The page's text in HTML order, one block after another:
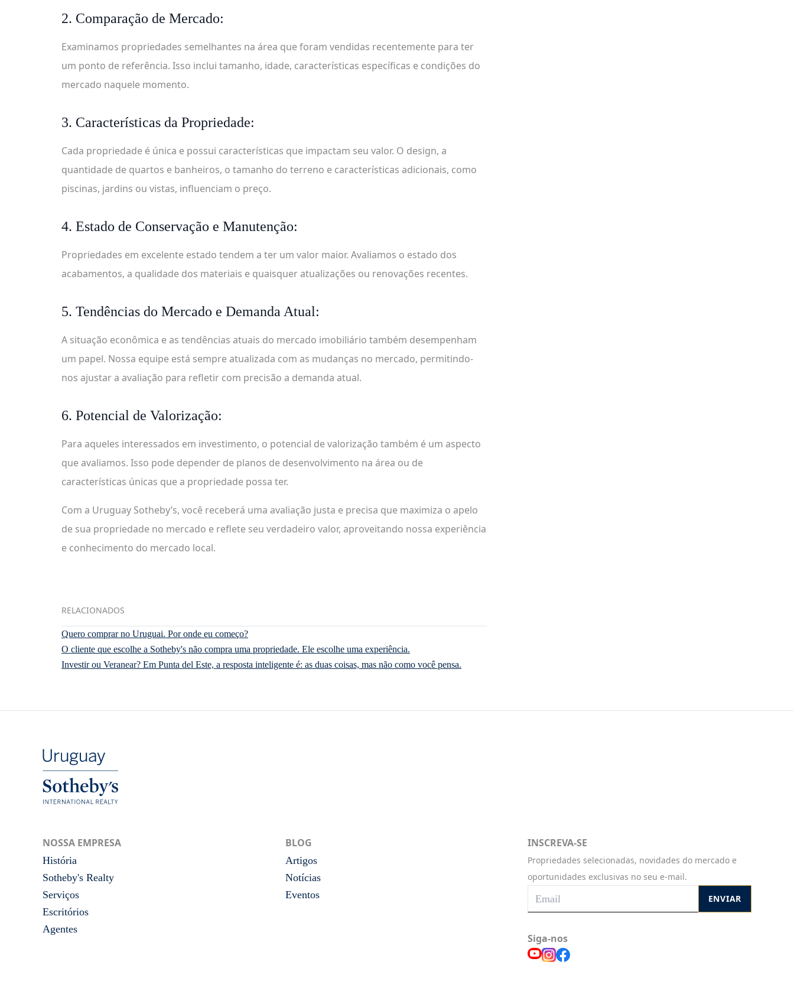
2. Comparação de Mercado:
Examinamos propriedades semelhantes na área que foram vendidas recentemente para ter
um ponto de referência. Isso inclui tamanho, idade, características específicas e condições do
mercado naquele momento.
3. Características da Propriedade:
Cada propriedade é única e possui características que impactam seu valor. O design, a
quantidade de quartos e banheiros, o tamanho do terreno e características adicionais, como
piscinas, jardins ou vistas, influenciam o preço.
4. Estado de Conservação e Manutenção:
Propriedades em excelente estado tendem a ter um valor maior. Avaliamos o estado dos
acabamentos, a qualidade dos materiais e quaisquer atualizações ou renovações recentes.
5. Tendências do Mercado e Demanda Atual:
A situação econômica e as tendências atuais do mercado imobiliário também desempenham
um papel. Nossa equipe está sempre atualizada com as mudanças no mercado, permitindo-
nos ajustar a avaliação para refletir com precisão a demanda atual.
6. Potencial de Valorização:
Para aqueles interessados em investimento, o potencial de valorização também é um aspecto
que avaliamos. Isso pode depender de planos de desenvolvimento na área ou de
características únicas que a propriedade possa ter.
Com a Uruguay Sotheby’s, você receberá uma avaliação justa e precisa que maximiza o apelo
de sua propriedade no mercado e reflete seu verdadeiro valor, aproveitando nossa experiência
e conhecimento do mercado local.
RELACIONADOS
Quero comprar no Uruguai. Por onde eu começo?
O cliente que escolhe a Sotheby's não compra uma propriedade. Ele escolhe uma experiência.
Investir ou Veranear? Em Punta del Este, a resposta inteligente é: as duas coisas, mas não como você pensa.
NOSSA EMPRESA
História
Sotheby's Realty
Serviços
Escritórios
Agentes
BLOG
Artigos
Notícias
Eventos
INSCREVA-SE
Propriedades selecionadas, novidades do mercado e
oportunidades exclusivas no seu e-mail.
ENVIAR
Siga-nos